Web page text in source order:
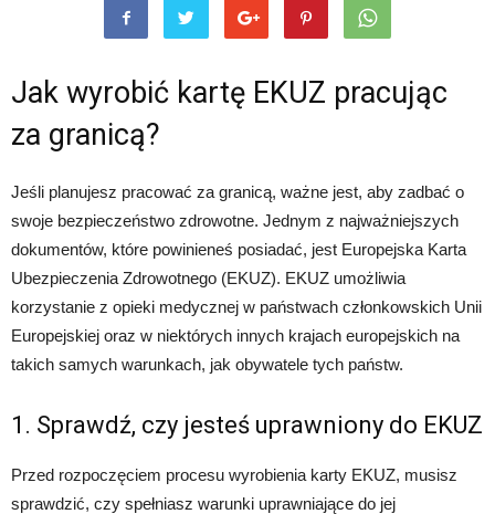
Jak wyrobić kartę EKUZ pracując
za granicą?
Jeśli planujesz pracować za granicą, ważne jest, aby zadbać o
swoje bezpieczeństwo zdrowotne. Jednym z najważniejszych
dokumentów, które powinieneś posiadać, jest Europejska Karta
Ubezpieczenia Zdrowotnego (EKUZ). EKUZ umożliwia
korzystanie z opieki medycznej w państwach członkowskich Unii
Europejskiej oraz w niektórych innych krajach europejskich na
takich samych warunkach, jak obywatele tych państw.
1. Sprawdź, czy jesteś uprawniony do EKUZ
Przed rozpoczęciem procesu wyrobienia karty EKUZ, musisz
sprawdzić, czy spełniasz warunki uprawniające do jej